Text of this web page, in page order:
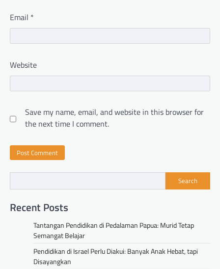
Email *
Website
Save my name, email, and website in this browser for
the next time I comment.
Search
Recent Posts
Tantangan Pendidikan di Pedalaman Papua: Murid Tetap
Semangat Belajar
Pendidikan di Israel Perlu Diakui: Banyak Anak Hebat, tapi
Disayangkan